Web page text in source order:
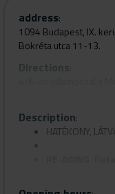
address:
1094 Budapest, IX.
Bokréta utca 11-13.
Directions
utcán. Autóval jól
Description:
HATÉKONY,